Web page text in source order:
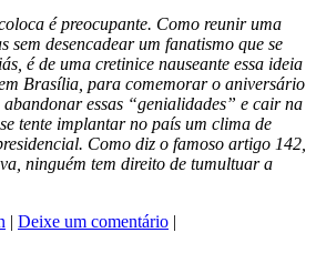
é preocupante. Como reunir uma
sem desencadear um fanatismo que se
é de uma cretinice nauseante essa ideia
Brasília, para comemorar o aniversário
essas “genialidades” e cair na
tente implantar no país um clima de
Como diz o famoso artigo 142,
ninguém tem direito de tumultuar a
Deixe um comentário